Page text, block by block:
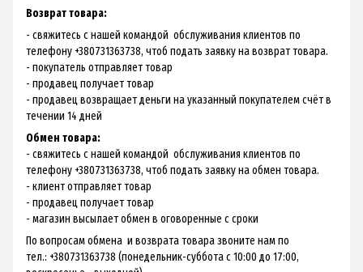
Возврат товара:
- свяжитесь с нашей командой обслуживания клиентов по
телефону +380731363738, чтоб подать заявку на возврат товара.
- покупатель отправляет товар
- продавец получает товар
- продавец возвращает деньги на указанный покупателем счёт в
течении 14 дней
Обмен товара:
- свяжитесь с нашей командой обслуживания клиентов по
телефону +380731363738, чтоб подать заявку на обмен товара.
- клиент отправляет товар
- продавец получает товар
- магазин высылает обмен в оговоренные с сроки
По вопросам обмена и возврата товара звоните нам по
тел.: +380731363738 (понедельник-суббота с 10:00 до 17:00,